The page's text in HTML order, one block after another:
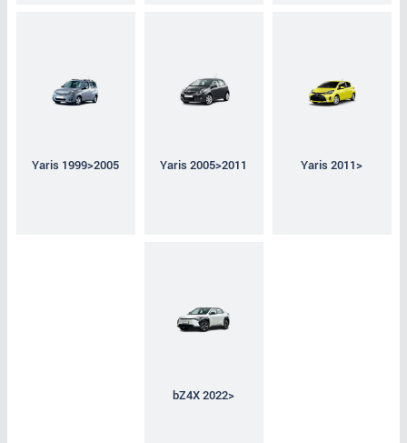
Yaris 1999>2005 Yaris 2005>2011 Yaris 2011>
bZ4X 2022>